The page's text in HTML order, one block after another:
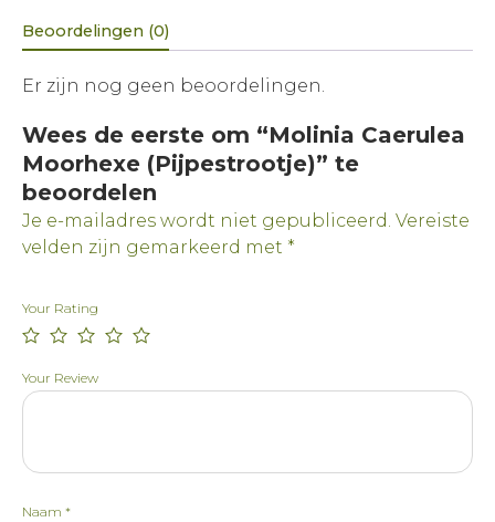
Beoordelingen (0)
Er zijn nog geen beoordelingen.
Wees de eerste om “Molinia Caerulea
Moorhexe (Pijpestrootje)” te
beoordelen
Je e-mailadres wordt niet gepubliceerd. Vereiste
velden zijn gemarkeerd met *
Your Rating
Your Review
Naam *